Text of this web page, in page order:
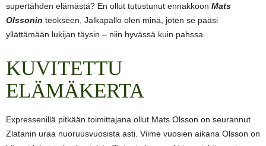
supertähden elämästä? En ollut tutustunut ennakkoon Mats
Olssonin teokseen, Jalkapallo olen minä, joten se pääsi
yllättämään lukijan täysin – niin hyvässä kuin pahssa.
KUVITETTU
ELÄMÄKERTA
Expressenillä pitkään toimittajana ollut Mats Olsson on seurannut
Zlatanin uraa nuoruusvuosista asti. Viime vuosien aikana Olsson on